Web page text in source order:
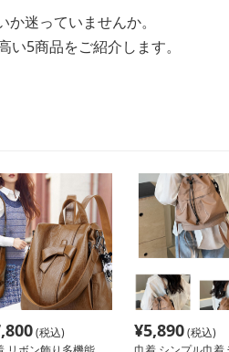
迷っていませんか。
5商品をご紹介します。
(税込)
¥5,890(税込)